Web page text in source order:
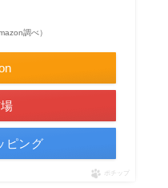
調べ）
ピング
ポチップ